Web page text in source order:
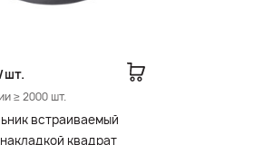
≥ 2000 шт.
встраиваемый
квадрат